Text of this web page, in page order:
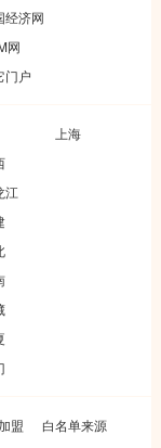
经济网
网
门户
上海
江
盟
白名单来源